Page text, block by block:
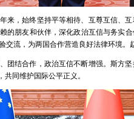
来，始终坚持平等相待、互尊互信、
的朋友和伙伴，深化政治互信与务实
交流，为两国合作营造良好法律环境。
团结合作，政治互信不断增强。斯方
同维护国际公平正义。